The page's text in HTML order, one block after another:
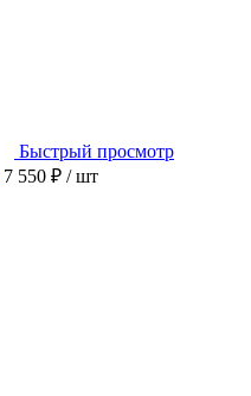
Быстрый просмотр
7 550 ₽ / шт